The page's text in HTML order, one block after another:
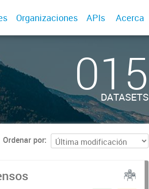
Organizaciones APIs Acerca
015
DATASETS
Ordenar por